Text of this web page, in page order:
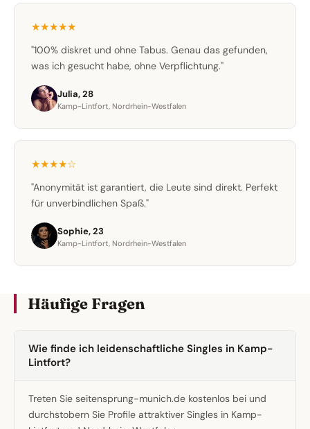
★★★★★
"100% diskret und ohne Tabus. Genau das gefunden,
was ich gesucht habe, ohne Verpflichtung."
Julia, 28
Kamp-Lintfort, Nordrhein-Westfalen
★★★★☆
"Anonymität ist garantiert, die Leute sind direkt. Perfekt
für unverbindlichen Spaß."
Sophie, 23
Kamp-Lintfort, Nordrhein-Westfalen
Häufige Fragen
Wie finde ich leidenschaftliche Singles in Kamp-
Lintfort?
Treten Sie seitensprung-munich.de kostenlos bei und
durchstobern Sie Profile attraktiver Singles in Kamp-